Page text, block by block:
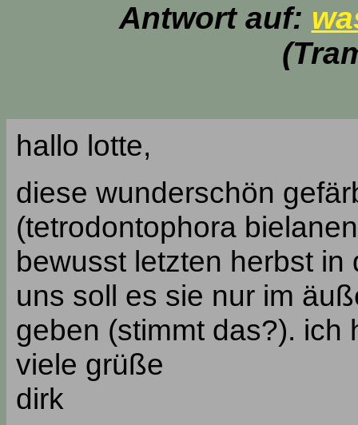
Antwort auf:
hallo lotte,
diese wunderschön
(tetrodontophora
bewusst letzten herbst
uns soll es sie nur im
geben (stimmt das?). ich
viele grüße
dirk